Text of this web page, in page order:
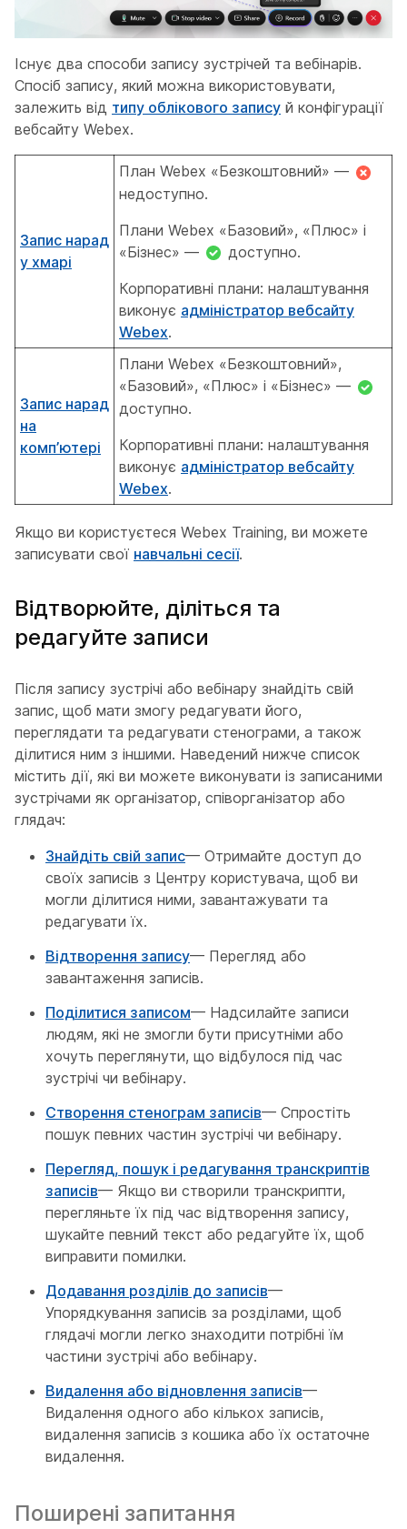
Існує два способи запису зустрічей та вебінарів.
Спосіб запису, який можна використовувати,
залежить від типу облікового запису й конфігурації
вебсайту Webex.
Запис нарад
у хмарі
План Webex «Безкоштовний» —
недоступно.
Плани Webex «Базовий», «Плюс» і
«Бізнес» —
доступно.
Корпоративні плани: налаштування
виконує адміністратор вебсайту
Webex.
Запис нарад
на
комп’ютері
Плани Webex «Безкоштовний»,
«Базовий», «Плюс» і «Бізнес» —
доступно.
Корпоративні плани: налаштування
виконує адміністратор вебсайту
Webex.
Якщо ви користуєтеся Webex Training, ви можете
записувати свої навчальні сесії.
Відтворюйте, діліться та
редагуйте записи
Після запису зустрічі або вебінару знайдіть свій
запис, щоб мати змогу редагувати його,
переглядати та редагувати стенограми, а також
ділитися ним з іншими. Наведений нижче список
містить дії, які ви можете виконувати із записаними
зустрічами як організатор, співорганізатор або
глядач:
Знайдіть свій запис— Отримайте доступ до
своїх записів з Центру користувача, щоб ви
могли ділитися ними, завантажувати та
редагувати їх.
Відтворення запису— Перегляд або
завантаження записів.
Поділитися записом— Надсилайте записи
людям, які не змогли бути присутніми або
хочуть переглянути, що відбулося під час
зустрічі чи вебінару.
Створення стенограм записів— Спростіть
пошук певних частин зустрічі чи вебінару.
Перегляд, пошук і редагування транскриптів
записів— Якщо ви створили транскрипти,
перегляньте їх під час відтворення запису,
шукайте певний текст або редагуйте їх, щоб
виправити помилки.
Додавання розділів до записів—
Упорядкування записів за розділами, щоб
глядачі могли легко знаходити потрібні їм
частини зустрічі або вебінару.
Видалення або відновлення записів—
Видалення одного або кількох записів,
видалення записів з кошика або їх остаточне
видалення.
Поширені запитання